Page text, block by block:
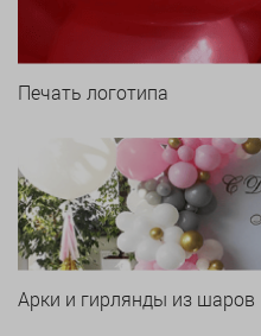
Печать логотипа
Арки и гирлянды из шаров